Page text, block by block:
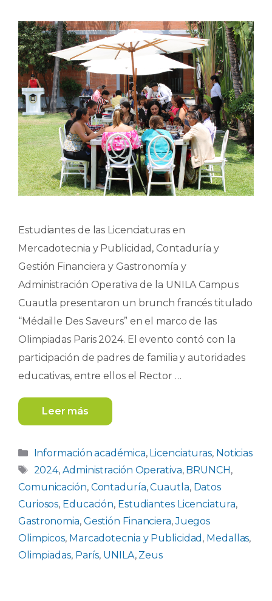
Estudiantes de las Licenciaturas en
Mercadotecnia y Publicidad, Contaduría y
Gestión Financiera y Gastronomía y
Administración Operativa de la UNILA Campus
Cuautla presentaron un brunch francés titulado
“Médaille Des Saveurs” en el marco de las
Olimpiadas Paris 2024. El evento contó con la
participación de padres de familia y autoridades
educativas, entre ellos el Rector …
Leer más
Categorías
Información académica, Licenciaturas, Noticias
Etiquetas
2024,Administración Operativa, BRUNCH,
Comunicación, Contaduría,Cuautla, Datos
Curiosos, Educación, Estudiantes Licenciatura,
Gastronomia, Gestión Financiera,Juegos
Olimpicos, Marcadotecnia y Publicidad , Medallas,
Olimpiadas, París, UNILA, Zeus